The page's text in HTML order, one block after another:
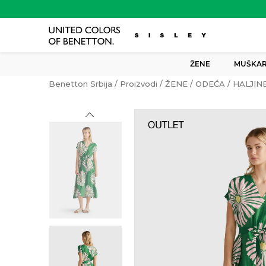
ŽENE
Benetton Srbija Proizvodi ŽENE ODEĆA